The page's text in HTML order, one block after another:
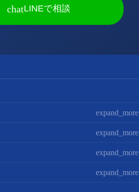
chatLINEで相談
expand_more
expand_more
expand_more
expand_more